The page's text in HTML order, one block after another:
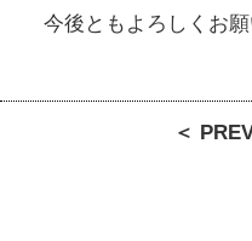
今後ともよろしくお願
＜